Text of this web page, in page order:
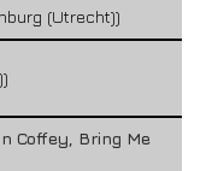
(Utrecht))
Coffey, Bring Me